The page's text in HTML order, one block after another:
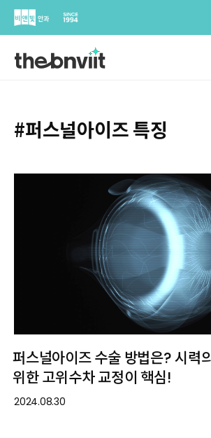
Skip
#퍼스널아이즈 특징
퍼스널아이즈 수술 방법은? 시력
위한 고위수차 교정이 핵심!
2024.08.30